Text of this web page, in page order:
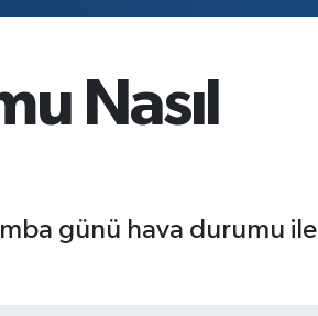
%0
Nasıl
günü hava durumu ile